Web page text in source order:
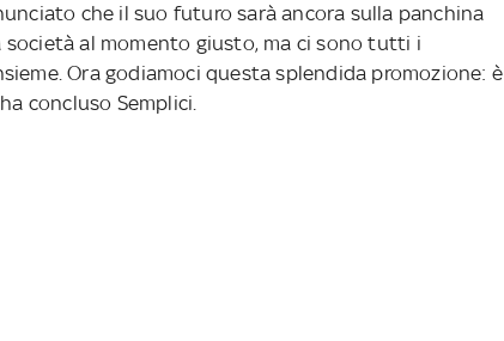
che il suo futuro sarà ancora sulla panchina
società al momento giusto, ma ci sono tutti i
Ora godiamoci questa splendida promozione: è
concluso Semplici.